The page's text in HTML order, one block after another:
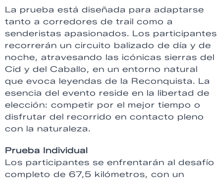
La prueba está diseñada para adaptarse
tanto a corredores de trail como a
senderistas apasionados. Los participantes
recorrerán un circuito balizado de día y de
noche, atravesando las icónicas sierras del
Cid y del Caballo, en un entorno natural
que evoca leyendas de la Reconquista. La
esencia del evento reside en la libertad de
elección: competir por el mejor tiempo o
disfrutar del recorrido en contacto pleno
con la naturaleza.
Prueba Individual
Los participantes se enfrentarán al desafío
completo de 67,5 kilómetros, con un